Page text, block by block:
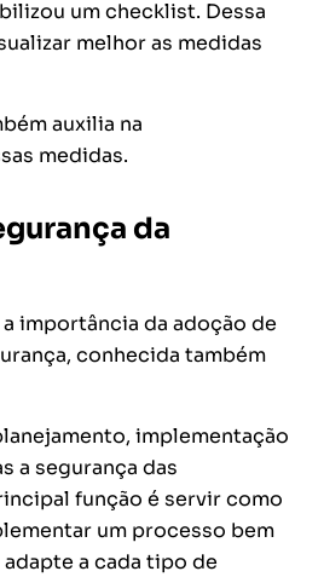
um checklist. Dessa
melhor as medidas
auxilia na
medidas.
da
importância da adoção de
conhecida também
implementação
a segurança das
função é servir como
um processo bem
a cada tipo de